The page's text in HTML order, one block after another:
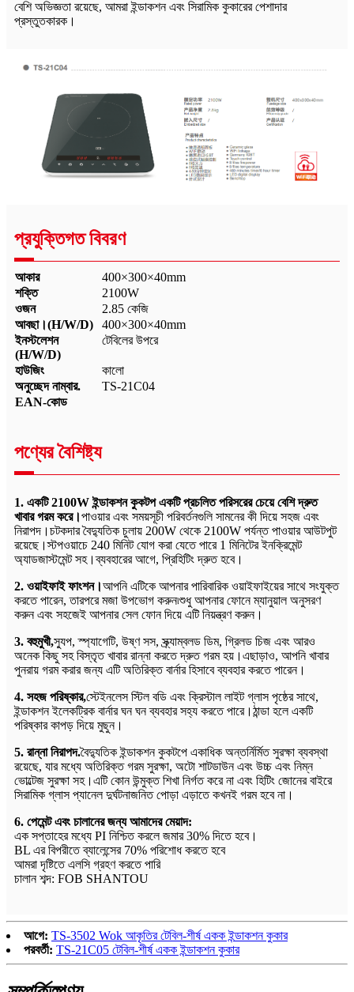
বেশি অভিজ্ঞতা রয়েছে, আমরা ইন্ডাকশন এবং সিরামিক কুকারের পেশাদার
প্রস্তুতকারক।
প্রযুক্তিগত বিবরণ
আকার
400×300×40mm
শক্তি
2100W
ওজন
2.85 কেজি
আবছা।(H/W/D)
400×300×40mm
ইনস্টলেশন
(H/W/D)
টেবিলের উপরে
হাউজিং
কালো
অনুচ্ছেদ নাম্বার.
TS-21C04
EAN-কোড
পণ্যের বৈশিষ্ট্য
1. একটি 2100W ইন্ডাকশন কুকটপ একটি প্রচলিত পরিসরের চেয়ে বেশি দ্রুত
খাবার গরম করে।পাওয়ার এবং সময়সূচী পরিবর্তনগুলি সামনের কী দিয়ে সহজ এবং
নিরাপদ।চটকদার বৈদ্যুতিক চুলায় 200W থেকে 2100W পর্যন্ত পাওয়ার আউটপুট
রয়েছে।স্টপওয়াচে 240 মিনিট যোগ করা যেতে পারে 1 মিনিটের ইনক্রিমেন্ট
অ্যাডজাস্টমেন্ট সহ।ব্যবহারের আগে, প্রিহিটিং দ্রুত হবে।
2. ওয়াইফাই ফাংশন।আপনি এটিকে আপনার পারিবারিক ওয়াইফাইয়ের সাথে সংযুক্ত
করতে পারেন, তারপরে মজা উপভোগ করুন৷শুধু আপনার ফোনে ম্যানুয়াল অনুসরণ
করুন এবং সহজেই আপনার সেল ফোন দিয়ে এটি নিয়ন্ত্রণ করুন।
3. বহুমুখী,স্যুপ, স্প্যাগেটি, উষ্ণ সস, স্ক্র্যাম্বলড ডিম, গ্রিলড চিজ এবং আরও
অনেক কিছু সহ বিস্তৃত খাবার রান্না করতে দ্রুত গরম হয়।এছাড়াও, আপনি খাবার
পুনরায় গরম করার জন্য এটি অতিরিক্ত বার্নার হিসাবে ব্যবহার করতে পারেন।
4. সহজ পরিষ্কার,স্টেইনলেস স্টিল বডি এবং ক্রিস্টাল লাইট গ্লাস পৃষ্ঠের সাথে,
ইন্ডাকশন ইলেকট্রিক বার্নার ঘন ঘন ব্যবহার সহ্য করতে পারে।ঠান্ডা হলে একটি
পরিষ্কার কাপড় দিয়ে মুছুন।
5. রান্না নিরাপদ.বৈদ্যুতিক ইন্ডাকশন কুকটপে একাধিক অন্তর্নির্মিত সুরক্ষা ব্যবস্থা
রয়েছে, যার মধ্যে অতিরিক্ত গরম সুরক্ষা, অটো শাটডাউন এবং উচ্চ এবং নিম্ন
ভোল্টেজ সুরক্ষা সহ।এটি কোন উন্মুক্ত শিখা নির্গত করে না এবং হিটিং জোনের বাইরে
সিরামিক গ্লাস প্যানেল দুর্ঘটনাজনিত পোড়া এড়াতে কখনই গরম হবে না।
6. পেমেন্ট এবং চালানের জন্য আমাদের মেয়াদ:
এক সপ্তাহের মধ্যে PI নিশ্চিত করলে জমার 30% দিতে হবে।
BL এর বিপরীতে ব্যালেন্সের 70% পরিশোধ করতে হবে
আমরা দৃষ্টিতে এলসি গ্রহণ করতে পারি
চালান শব্দ: FOB SHANTOU
আগে: TS-3502 Wok আকৃতির টেবিল-শীর্ষ একক ইন্ডাকশন কুকার
পরবর্তী: TS-21C05 টেবিল-শীর্ষ একক ইন্ডাকশন কুকার